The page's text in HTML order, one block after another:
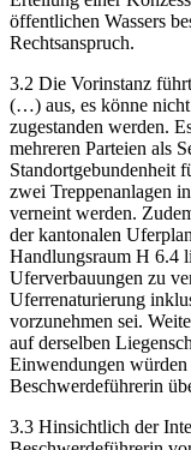
öffentlichen Wassers
Rechtsanspruch.
3.2 Die Vorinstanz
(…) aus, es könne
zugestanden werden.
mehreren Parteien als
Standortgebundenheit
zwei Treppenanlagen
verneint werden.
der kantonalen
Handlungsraum H 6.4
Uferverbauungen zu
Uferrenaturierung
vorzunehmen sei.
auf derselben
Einwendungen würden
Beschwerdeführerin
3.3 Hinsichtlich der